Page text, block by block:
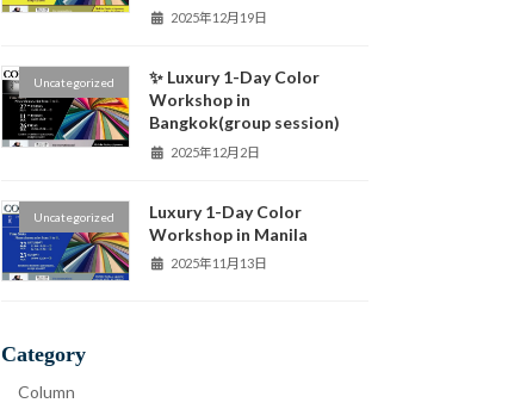
2025年12月19日
Uncategorized
✨ Luxury 1-Day Color
Workshop in
Bangkok(group session)
2025年12月2日
Uncategorized
Luxury 1-Day Color
Workshop in Manila
2025年11月13日
Category
Column